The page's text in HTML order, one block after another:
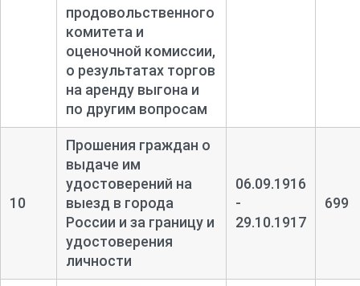
продовольственного
комитета и
оценочной комиссии,
о результатах торгов
на аренду выгона и
по другим вопросам
10
Прошения граждан о
выдаче им
удостоверений на
выезд в города
России и за границу и
удостоверения
личности
06.09.1916
-
29.10.1917
699